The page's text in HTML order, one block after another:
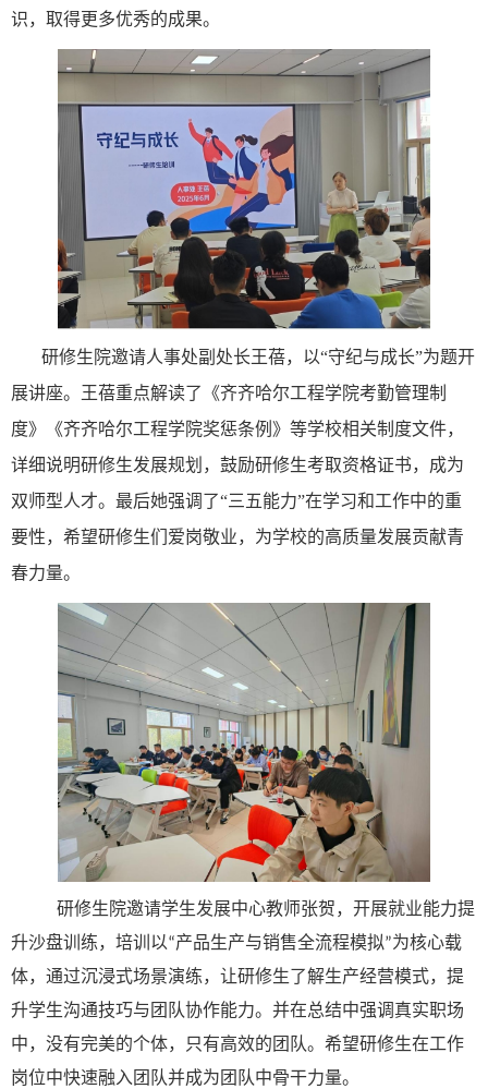
识，取得更多优秀的成果。
研修生院邀请人事处副处长王蓓，以“守纪与成长”为题开
展讲座。王蓓重点解读了《齐齐哈尔工程学院考勤管理制
度》《齐齐哈尔工程学院奖惩条例》等学校相关制度文件，
详细说明研修生发展规划，鼓励研修生考取资格证书，成为
双师型人才。最后她强调了“三五能力”在学习和工作中的重
要性，希望研修生们爱岗敬业，为学校的高质量发展贡献青
春力量。
研修生院邀请学生发展中心教师张贺，开展就业能力提
升沙盘训练， 培训以“产品生产与销售全流程模拟”为核心载
体，通过沉浸式场景演练，让研修生了解生产经营模式，提
升学生沟通技巧与团队协作能力。并在总结中强调 真实职场
中，没有完美的个体，只有高效的团队。 希望研修生在工作
岗位中快速融入团队并成为团队中骨干力量。